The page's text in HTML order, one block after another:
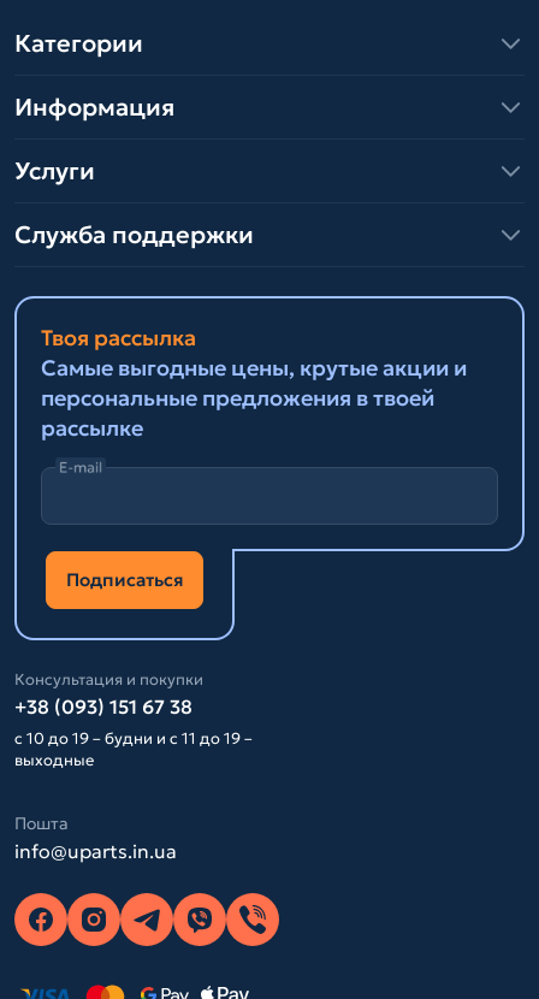
Категории
Информация
Услуги
Служба поддержки
Твоя рассылка
Самые выгодные цены, крутые акции и
персональные предложения в твоей
рассылке
E-mail
Подписаться
Консультация и покупки
+38 (093) 151 67 38
с 10 до 19 – будни и с 11 до 19 –
выходные
Пошта
info@uparts.in.ua